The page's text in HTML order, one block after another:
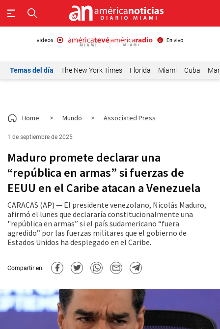
Temas del día The New York Times Florida Miami Cuba
Home > Mundo > Associated Press
1 de septiembre de 2025
Maduro promete declarar una
“república en armas” si fuerzas de
EEUU en el Caribe atacan a Venezuela
CARACAS (AP) — El presidente venezolano, Nicolás Maduro,
afirmó el lunes que declararía constitucionalmente una
"república en armas” si el país sudamericano “fuera
agredido” por las fuerzas militares que el gobierno de
Estados Unidos ha desplegado en el Caribe.
Compartir en: